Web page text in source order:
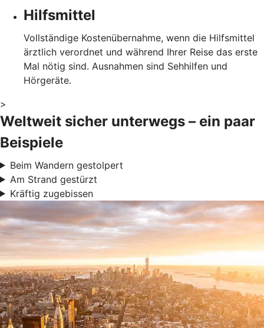
Hilfsmittel
Vollständige Kostenübernahme, wenn die Hilfsmittel
ärztlich verordnet und während Ihrer Reise das erste
Mal nötig sind. Ausnahmen sind Sehhilfen und
Hörgeräte.
>
Weltweit sicher unterwegs – ein paar
Beispiele
Beim Wandern gestolpert
Am Strand gestürzt
Kräftig zugebissen